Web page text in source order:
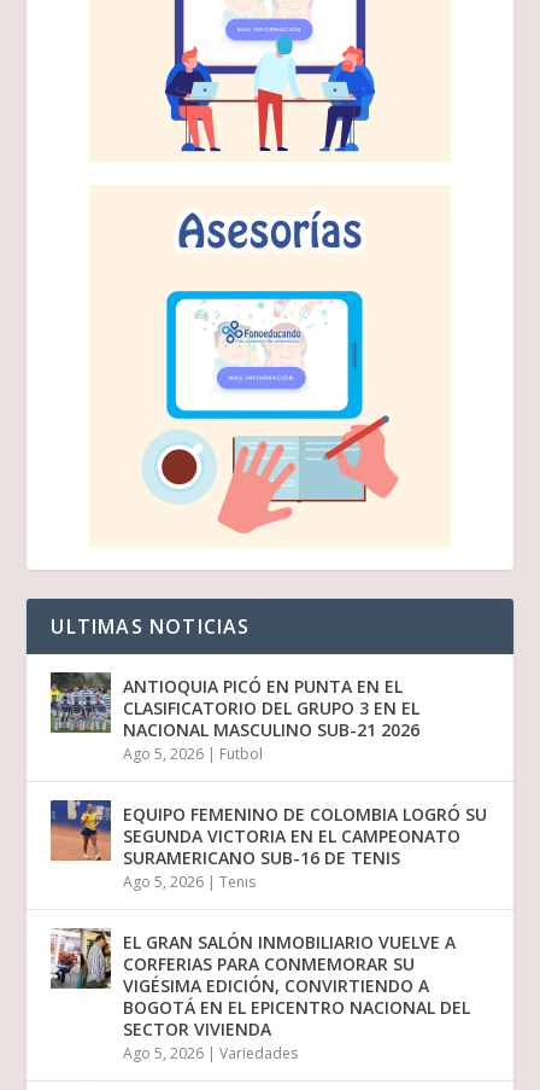
ULTIMAS NOTICIAS
ANTIOQUIA PICÓ EN PUNTA EN EL
CLASIFICATORIO DEL GRUPO 3 EN EL
NACIONAL MASCULINO SUB-21 2026
Ago 5, 2026 | Futbol
EQUIPO FEMENINO DE COLOMBIA LOGRÓ SU
SEGUNDA VICTORIA EN EL CAMPEONATO
SURAMERICANO SUB-16 DE TENIS
Ago 5, 2026 |Tenis
EL GRAN SALÓN INMOBILIARIO VUELVE A
CORFERIAS PARA CONMEMORAR SU
VIGÉSIMA EDICIÓN, CONVIRTIENDO A
BOGOTÁ EN EL EPICENTRO NACIONAL DEL
SECTOR VIVIENDA
Ago 5, 2026 |Variedades